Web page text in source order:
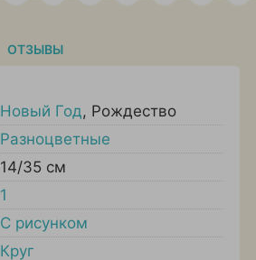
ОТЗЫВЫ
Новый Год, Рождество
Разноцветные
14/35 см
1
С рисунком
Круг